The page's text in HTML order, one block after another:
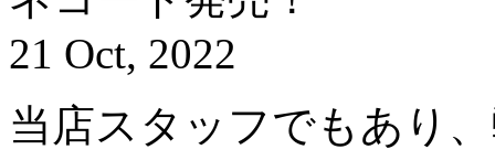
21 Oct, 2022
当店スタッフでもあり